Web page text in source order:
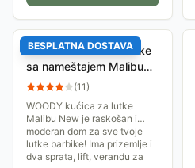
BESPLATNA DOSTAVA
WOODY Kućica za lutke
sa nameštajem Malibu
New 91333
(11)
WOODY kućica za lutke
Malibu New je raskošan i
moderan dom za sve tvoje
lutke barbike! Ima prizemlje i
dva sprata, lift, verandu za